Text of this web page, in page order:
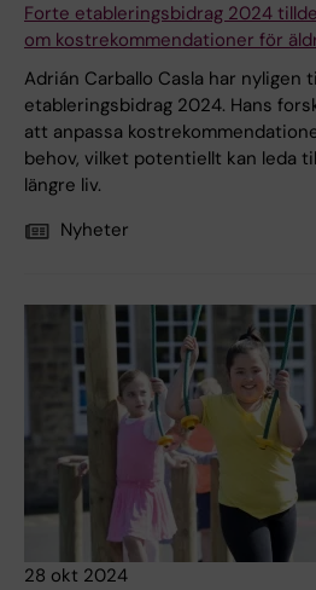
Forte etableringsbidrag 2024
om kostrekommendationer för
Adrián Carballo Casla har nyligen
etableringsbidrag 2024. Hans
att anpassa
behov, vilket potentiellt kan leda
längre liv.
Nyheter
28 okt 2024